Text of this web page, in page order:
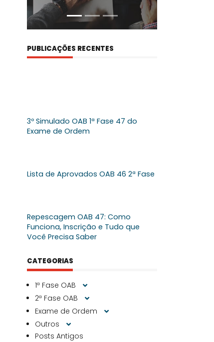
PUBLICAÇÕES RECENTES
3º Simulado OAB 1ª Fase 47 do
Exame de Ordem
Lista de Aprovados OAB 46 2ª Fase
Repescagem OAB 47: Como
Funciona, Inscrição e Tudo que
Você Precisa Saber
CATEGORIAS
1ª Fase OAB
2ª Fase OAB
Exame de Ordem
Outros
Posts Antigos